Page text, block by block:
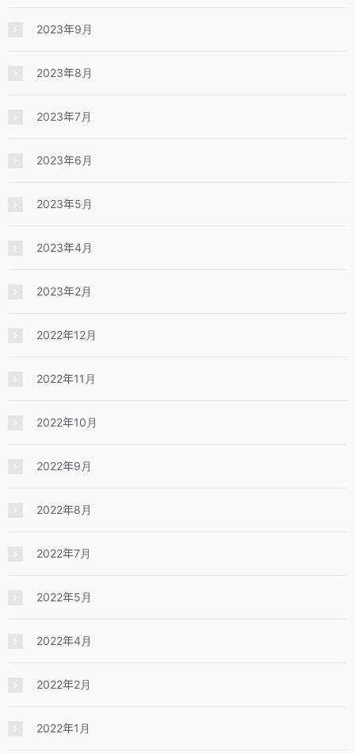
2023年9月
2023年8月
2023年7月
2023年6月
2023年5月
2023年4月
2023年2月
2022年12月
2022年11月
2022年10月
2022年9月
2022年8月
2022年7月
2022年5月
2022年4月
2022年2月
2022年1月